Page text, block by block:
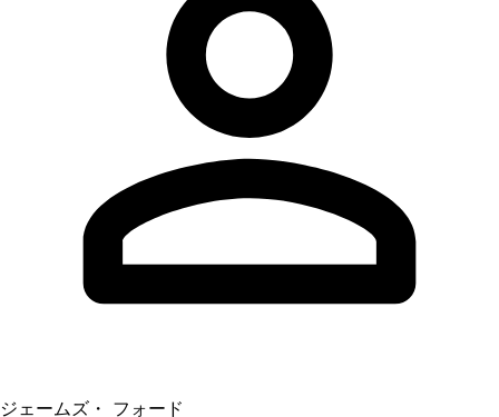
ジェームズ・ フォード